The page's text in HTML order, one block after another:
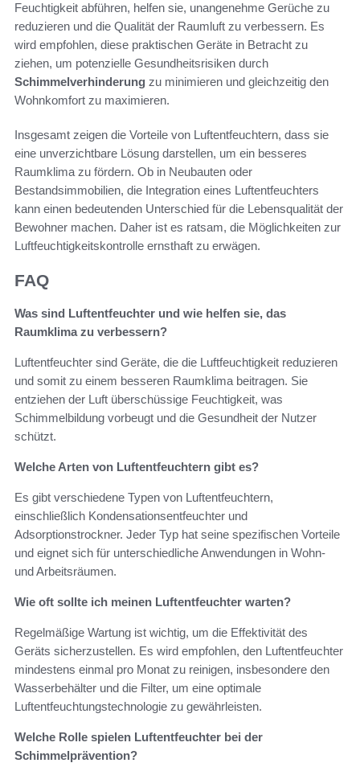
Feuchtigkeit abführen, helfen sie, unangenehme Gerüche zu
reduzieren und die Qualität der Raumluft zu verbessern. Es
wird empfohlen, diese praktischen Geräte in Betracht zu
ziehen, um potenzielle Gesundheitsrisiken durch
Schimmelverhinderung zu minimieren und gleichzeitig den
Wohnkomfort zu maximieren.
Insgesamt zeigen die Vorteile von Luftentfeuchtern, dass sie
eine unverzichtbare Lösung darstellen, um ein besseres
Raumklima zu fördern. Ob in Neubauten oder
Bestandsimmobilien, die Integration eines Luftentfeuchters
kann einen bedeutenden Unterschied für die Lebensqualität der
Bewohner machen. Daher ist es ratsam, die Möglichkeiten zur
Luftfeuchtigkeitskontrolle ernsthaft zu erwägen.
FAQ
Was sind Luftentfeuchter und wie helfen sie, das
Raumklima zu verbessern?
Luftentfeuchter sind Geräte, die die Luftfeuchtigkeit reduzieren
und somit zu einem besseren Raumklima beitragen. Sie
entziehen der Luft überschüssige Feuchtigkeit, was
Schimmelbildung vorbeugt und die Gesundheit der Nutzer
schützt.
Welche Arten von Luftentfeuchtern gibt es?
Es gibt verschiedene Typen von Luftentfeuchtern,
einschließlich Kondensationsentfeuchter und
Adsorptionstrockner. Jeder Typ hat seine spezifischen Vorteile
und eignet sich für unterschiedliche Anwendungen in Wohn-
und Arbeitsräumen.
Wie oft sollte ich meinen Luftentfeuchter warten?
Regelmäßige Wartung ist wichtig, um die Effektivität des
Geräts sicherzustellen. Es wird empfohlen, den Luftentfeuchter
mindestens einmal pro Monat zu reinigen, insbesondere den
Wasserbehälter und die Filter, um eine optimale
Luftentfeuchtungstechnologie zu gewährleisten.
Welche Rolle spielen Luftentfeuchter bei der
Schimmelprävention?